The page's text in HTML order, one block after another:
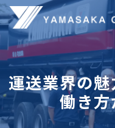
運送業界の
働き